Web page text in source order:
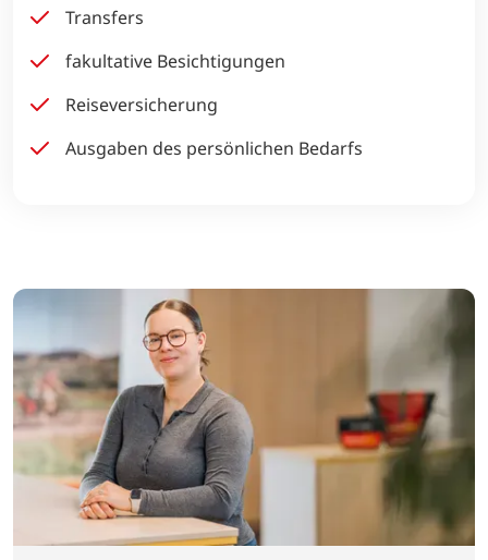
Transfers
fakultative Besichtigungen
Reiseversicherung
Ausgaben des persönlichen Bedarfs